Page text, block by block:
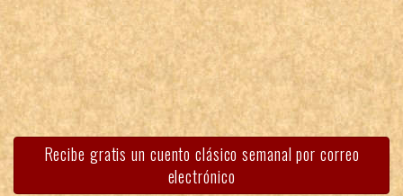
Recibe gratis un cuento clásico semanal por correo
electrónico